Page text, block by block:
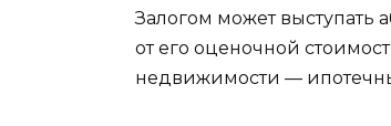
Залогом может выступать
от его оценочной
недвижимости —